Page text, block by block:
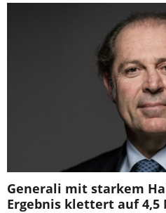
Generali mit starkem
Ergebnis klettert auf 4,5